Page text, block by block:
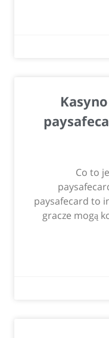
Co to
paysafecard to
gracze mogą